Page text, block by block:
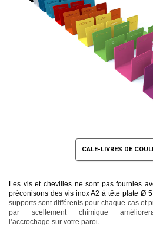
CALE-LIVRES DE
Les vis et chevilles ne sont pas fournies
préconisons des vis inox A2 à tête plate Ø 5
supports sont différents pour chaque cas et
par scellement chimique
l’accrochage sur votre paroi.